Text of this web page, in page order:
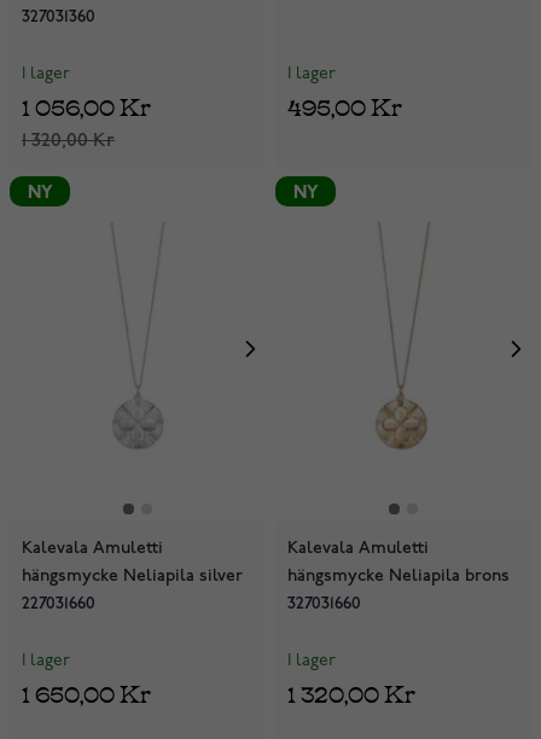
327031360
I lager
1 320,00 Kr
1 056,00 Kr
I lager
495,00 Kr
NY
Kalevala Amuletti
hängsmycke Neliapila silver
227031660
I lager
1 650,00 Kr
NY
Kalevala Amuletti
hängsmycke Neliapila brons
327031660
I lager
1 320,00 Kr